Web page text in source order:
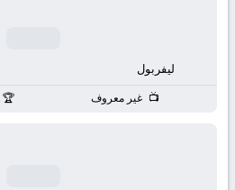
ليفربول
غير معروف